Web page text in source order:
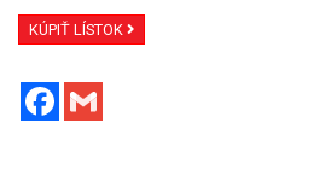
KÚPIŤ LÍSTOK
Facebook